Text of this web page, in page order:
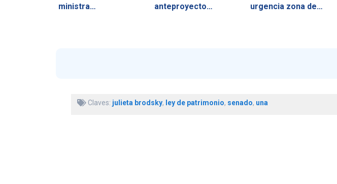
ministra…
anteproyecto…
urgencia zona de…
Claves: julieta brodsky, ley de patrimonio, senado, una